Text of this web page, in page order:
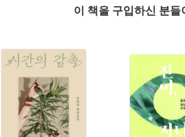
이 책을 구입하신 분